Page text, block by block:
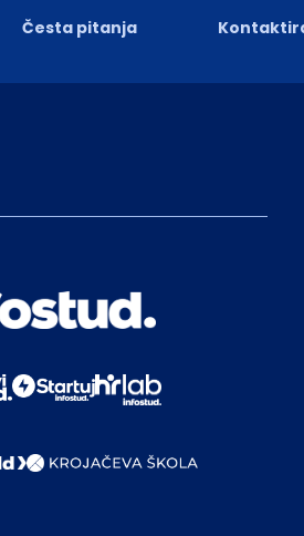
Česta pitanja